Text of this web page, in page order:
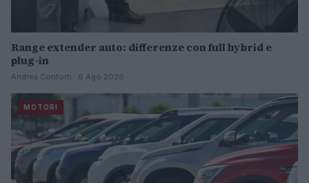
Range extender auto: differenze con full hybrid e
plug-in
Andrea Conforti · 6 Ago 2026
MOTORI